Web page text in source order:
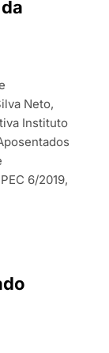
Neto,
Instituto
6/2019,